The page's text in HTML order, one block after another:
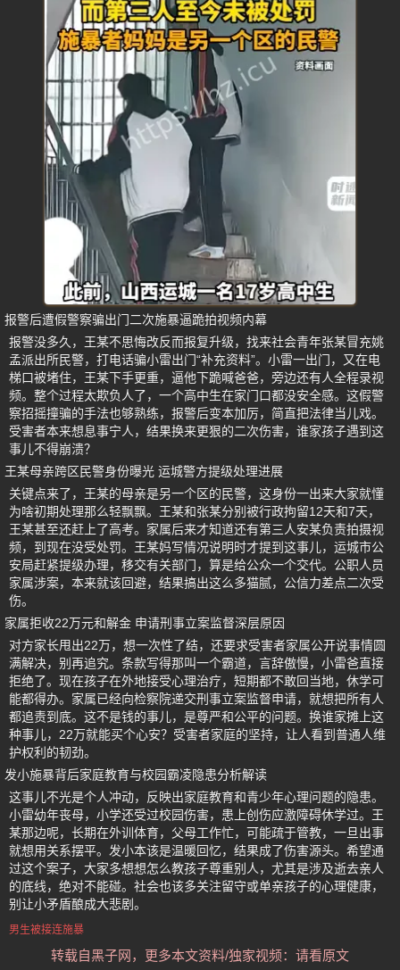
报警后遭假警察骗出门二次施暴逼跪拍视频内幕
报警没多久，王某不思悔改反而报复升级，找来社会青年张某冒充姚
孟派出所民警，打电话骗小雷出门“补充资料”。小雷一出门，又在电
梯口被堵住，王某下手更重，逼他下跪喊爸爸，旁边还有人全程录视
频。整个过程太欺负人了，一个高中生在家门口都没安全感。这假警
察招摇撞骗的手法也够熟练，报警后变本加厉，简直把法律当儿戏。
受害者本来想息事宁人，结果换来更狠的二次伤害，谁家孩子遇到这
事儿不得崩溃？
王某母亲跨区民警身份曝光 运城警方提级处理进展
关键点来了，王某的母亲是另一个区的民警，这身份一出来大家就懂
为啥初期处理那么轻飘飘。王某和张某分别被行政拘留12天和7天，
王某甚至还赶上了高考。家属后来才知道还有第三人安某负责拍摄视
频，到现在没受处罚。王某妈写情况说明时才提到这事儿，运城市公
安局赶紧提级办理，移交有关部门，算是给公众一个交代。公职人员
家属涉案，本来就该回避，结果搞出这么多猫腻，公信力差点二次受
伤。
家属拒收22万元和解金 申请刑事立案监督深层原因
对方家长甩出22万，想一次性了结，还要求受害者家属公开说事情圆
满解决，别再追究。条款写得那叫一个霸道，言辞傲慢，小雷爸直接
拒绝了。现在孩子在外地接受心理治疗，短期都不敢回当地，休学可
能都得办。家属已经向检察院递交刑事立案监督申请，就想把所有人
都追责到底。这不是钱的事儿，是尊严和公平的问题。换谁家摊上这
种事儿，22万就能买个心安？受害者家庭的坚持，让人看到普通人维
护权利的韧劲。
发小施暴背后家庭教育与校园霸凌隐患分析解读
这事儿不光是个人冲动，反映出家庭教育和青少年心理问题的隐患。
小雷幼年丧母，小学还受过校园伤害，患上创伤应激障碍休学过。王
某那边呢，长期在外训体育，父母工作忙，可能疏于管教，一旦出事
就想用关系摆平。发小本该是温暖回忆，结果成了伤害源头。希望通
过这个案子，大家多想想怎么教孩子尊重别人，尤其是涉及逝去亲人
的底线，绝对不能碰。社会也该多关注留守或单亲孩子的心理健康，
别让小矛盾酿成大悲剧。
男生被接连施暴
转载自黑子网，更多本文资料/独家视频：请看原文